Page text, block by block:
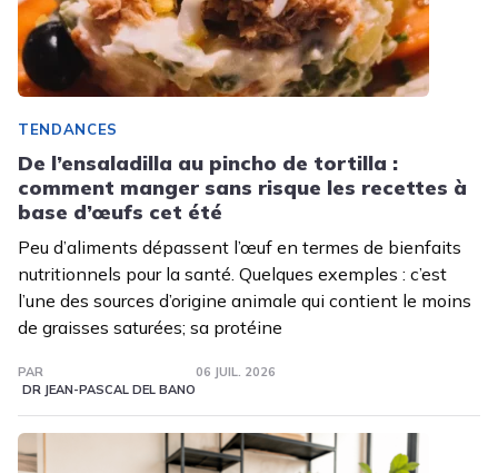
TENDANCES
De l’ensaladilla au pincho de tortilla :
comment manger sans risque les recettes à
base d’œufs cet été
Peu d’aliments dépassent l’œuf en termes de bienfaits
nutritionnels pour la santé. Quelques exemples : c’est
l’une des sources d’origine animale qui contient le moins
de graisses saturées; sa protéine
PAR
DR JEAN-PASCAL DEL BANO
06 JUIL. 2026